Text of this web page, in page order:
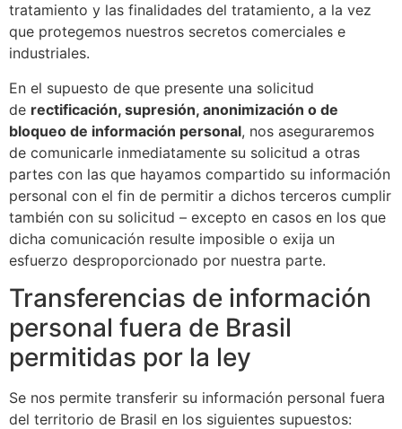
tratamiento y las finalidades del tratamiento, a la vez
que protegemos nuestros secretos comerciales e
industriales.
En el supuesto de que presente una solicitud
de rectificación, supresión, anonimización o de
bloqueo de información personal, nos aseguraremos
de comunicarle inmediatamente su solicitud a otras
partes con las que hayamos compartido su información
personal con el fin de permitir a dichos terceros cumplir
también con su solicitud – excepto en casos en los que
dicha comunicación resulte imposible o exija un
esfuerzo desproporcionado por nuestra parte.
Transferencias de información
personal fuera de Brasil
permitidas por la ley
Se nos permite transferir su información personal fuera
del territorio de Brasil en los siguientes supuestos: